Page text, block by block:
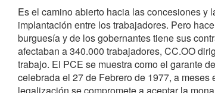
Es el camino abierto hacia las concesiones y
implantación entre los trabajadores. Pero
burguesía y de los gobernantes tiene sus
afectaban a 340.000 trabajadores, CC.OO
trabajo. El PCE se muestra como el garante
celebrada el 27 de Febrero de 1977, a